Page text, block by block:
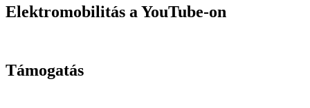
Elektromobilitás a YouTube-on
Támogatás